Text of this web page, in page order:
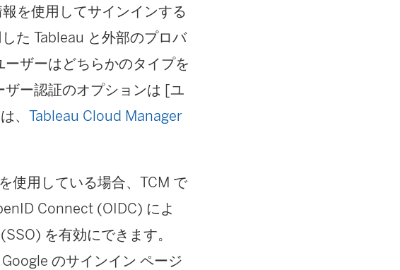
を使用してサインインする
た Tableau と外部のプロバ
ザーはどちらかのタイプを
ー認証のオプションは [ユ
、Tableau Cloud Manager
使用している場合、TCM で
Connect (OIDC) によ
を有効にできます。
のサインイン ページ